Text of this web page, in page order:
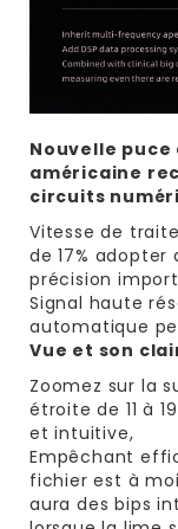
Nouvelle
américaine
circuits
Vitesse de
de 17%
précision
Signal haute
automatique
Vue et son
Zoomez sur la
étroite de 11 à
et intuitive,
Empêchant
fichier est à
aura des bips